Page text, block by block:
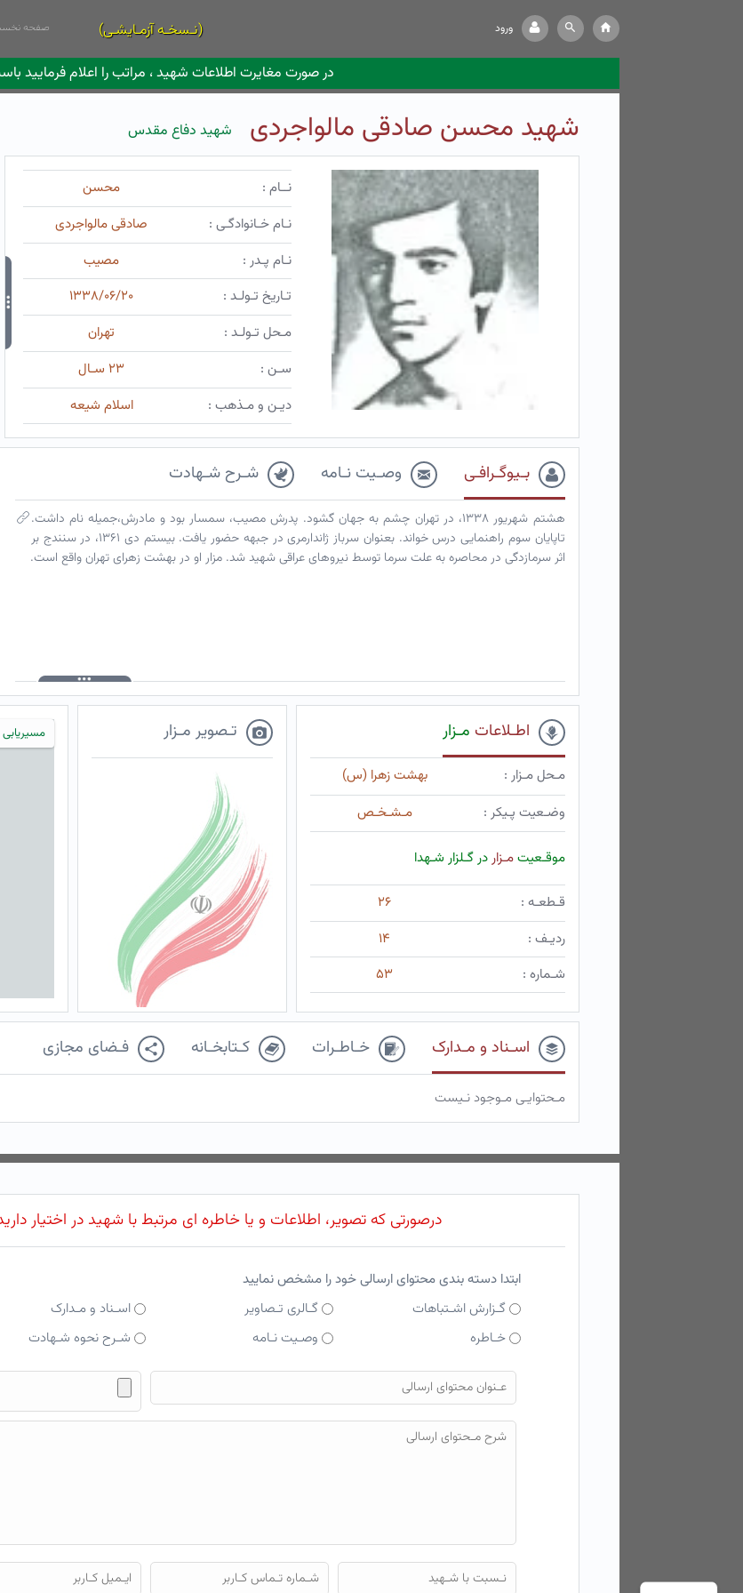
ورود (نـسخـه آزمـایشـی) صفحه
در صورت مغایرت اطلاعات شهید ، مراتب را اعلام فرمایید
شهید محسن صادقی مالواجردی شهید دفاع مقدس
نــام :
محسن
نـام خـانوادگـی :
صادقی مالواجردی
نـام پـدر :
مصیب
تـاریخ تـولـد :
۱۳۳۸/۰۶/۲۰
مـحل تـولـد :
تهران
سـن :
۲۳ سـال
دیـن و مـذهب :
اسلام شیعه
بـیوگـرافـی وصـیت نـامه شـرح شـهادت
هشتم شهریور ۱۳۳۸، در تهران چشم به جهان گشود. پدرش مصیب، سمسار بود و مادرش،جمیله نام داشت.
تاپایان سوم راهنمایی درس خواند. بعنوان سرباز ژاندارمری در جبهه حضور یافت. بیستم دی ۱۳۶۱، در سنندج بر
اثر سرمازدگی در محاصره به علت سرما توسط نیروهای عراقی شهید شد. مزار او در بهشت زهرای تهران واقع است.
اطـلاعات مـزار
مـحل مـزار :
بهشت زهرا (س)
وضـعیت پـیکر :
مـشـخـص
موقـعیتمـزاردر گـلزار شـهدا
قـطعـه :
۲۶
ردیـف :
۱۴
شـماره :
۵۳
تـصویر مـزار مسیریابی
اسـناد و مـدارک خـاطـرات کـتابخـانه فـضای مجازی
مـحتوایـی مـوجود نـیست
درصورتی که تصویر، اطلاعات و یا خاطره ای مرتبط با شهید در اختیار
ابتدا دسته بندی محتوای ارسالی خود را مشخص نمایید
گـزارش اشـتباهات
گـالری تـصاویر اسـناد و مـدارک
خـاطره
وصـیت نـامه شـرح نحوه شـهادت
فایل محتوای ارسالی